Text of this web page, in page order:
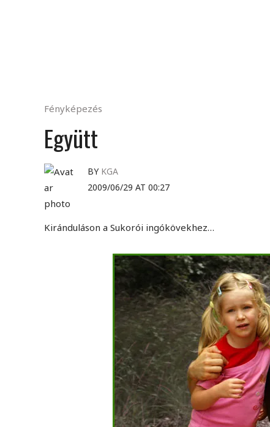
Fényképezés
Együtt
BY KGA
2009/06/29 AT 00:27
Kiránduláson a Sukorói ingókövekhez…